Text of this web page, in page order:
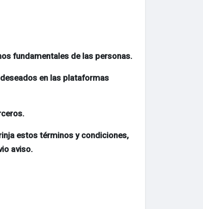
fundamentales de las personas.
en las plataformas
estos términos y condiciones,
aviso.